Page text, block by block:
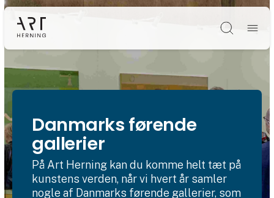
Søg
Danmarks førende
gallerier
På Art Herning kan du komme helt tæt på
kunstens verden, når vi hvert år samler
nogle af Danmarks førende gallerier, som